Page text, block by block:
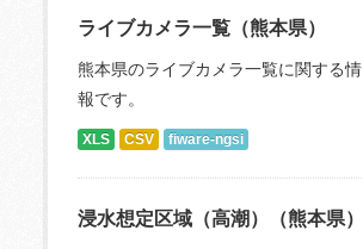
ライブカメラ一覧（熊本県）
熊本県のライブカメラ一覧に関する情
報です。
XLS CSV fiware-ngsi
浸水想定区域（高潮）（熊本県）